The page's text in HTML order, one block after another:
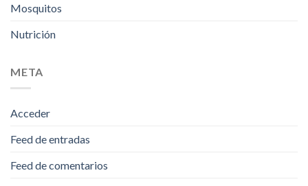
Mosquitos
Nutrición
META
Acceder
Feed de entradas
Feed de comentarios